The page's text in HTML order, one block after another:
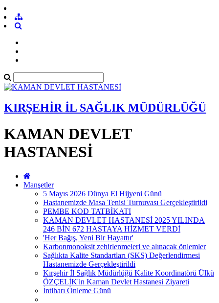
KIRŞEHİR İL SAĞLIK MÜDÜRLÜĞÜ
KAMAN DEVLET
HASTANESİ
Manşetler
5 Mayıs 2026 Dünya El Hijyeni Günü
Hastanemizde Masa Tenisi Turnuvası Gerçekleştirildi
PEMBE KOD TATBİKATI
KAMAN DEVLET HASTANESİ 2025 YILINDA
246 BİN 672 HASTAYA HİZMET VERDİ
'Her Bağış, Yeni Bir Hayattır'
Karbonmonoksit zehirlenmeleri ve alınacak önlemler
Sağlıkta Kalite Standartları (SKS) Değerlendirmesi
Hastanemizde Gerçekleştirildi
Kırşehir İl Sağlık Müdürlüğü Kalite Koordinatörü Ülkü
ÖZÇELİK'in Kaman Devlet Hastanesi Ziyareti
İntiharı Önleme Günü